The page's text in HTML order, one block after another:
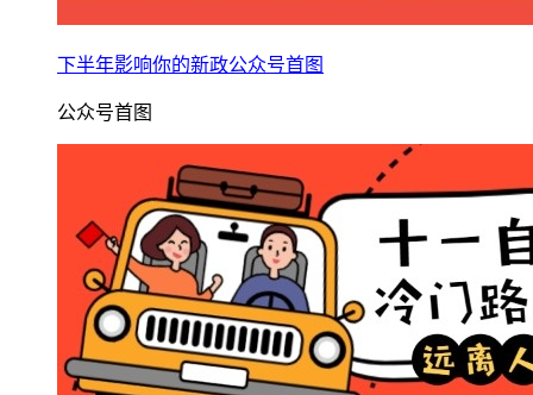
下半年影响你的新政公众号首图
公众号首图